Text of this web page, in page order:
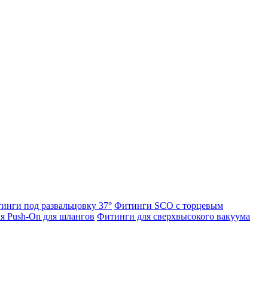
под развальцовку 37° Фитинги SCO с торцевым
Push-On для шлангов Фитинги для сверхвысокого вакуума